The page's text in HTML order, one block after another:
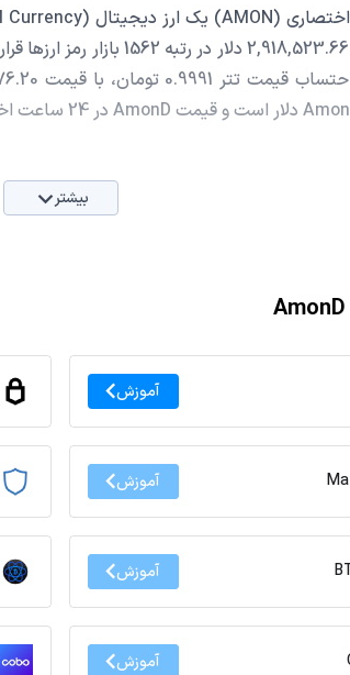
بیشتر
آموزش
آموزش
آموزش
آموزش